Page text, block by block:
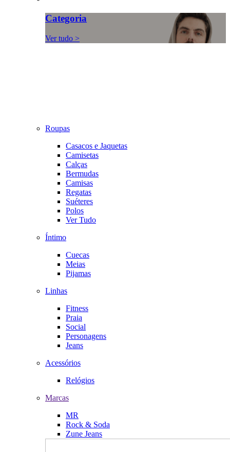
Categoria
Ver tudo >
Roupas
Casacos e Jaquetas
Camisetas
Calças
Bermudas
Camisas
Regatas
Suéteres
Polos
Ver Tudo
Íntimo
Cuecas
Meias
Pijamas
Linhas
Fitness
Praia
Social
Personagens
Jeans
Acessórios
Relógios
Marcas
MR
Rock & Soda
Zune Jeans